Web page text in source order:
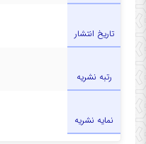
تاریخ انتشار
رتبه نشریه
نمایه نشریه